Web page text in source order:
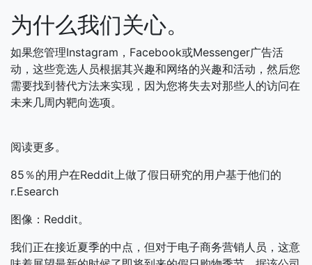
为什么我们关心。
如果您管理Instagram，Facebook或Messenger广告活
动，这些竞选人员根据其兴趣和网络的兴趣和活动，然后您
需要找到替代方法来实现，因为您将失去对那些人的访问在
未来几周内靶向选项。
阅读更多。
85％的用户在Reddit上做了假日研究的用户基于他们的
r.Esearch
图像：Reddit。
我们正在接近夏季的中点，但对于电子商务营销人员，这意